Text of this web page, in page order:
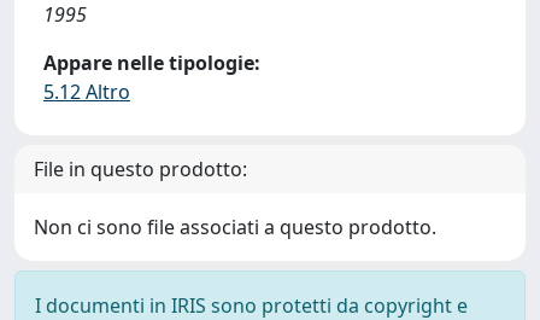
1995
Appare nelle tipologie:
5.12 Altro
File in questo prodotto:
Non ci sono file associati a questo prodotto.
I documenti in IRIS sono protetti da copyright e